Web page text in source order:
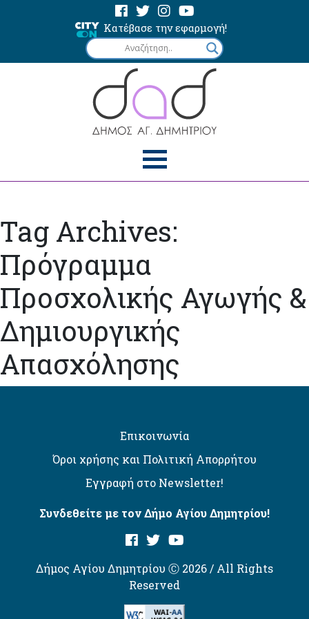
Κατέβασε την εφαρμογή!
Tag Archives:
Πρόγραμμα
Προσχολικής Αγωγής &
Δημιουργικής
Απασχόλησης
Επικοινωνία
Όροι χρήσης και Πολιτική Απορρήτου
Εγγραφή στο Newsletter!
Συνδεθείτε με τον Δήμο Αγίου Δημητρίου!
Δήμος Αγίου Δημητρίου Ⓒ 2026 / All Rights
Reserved